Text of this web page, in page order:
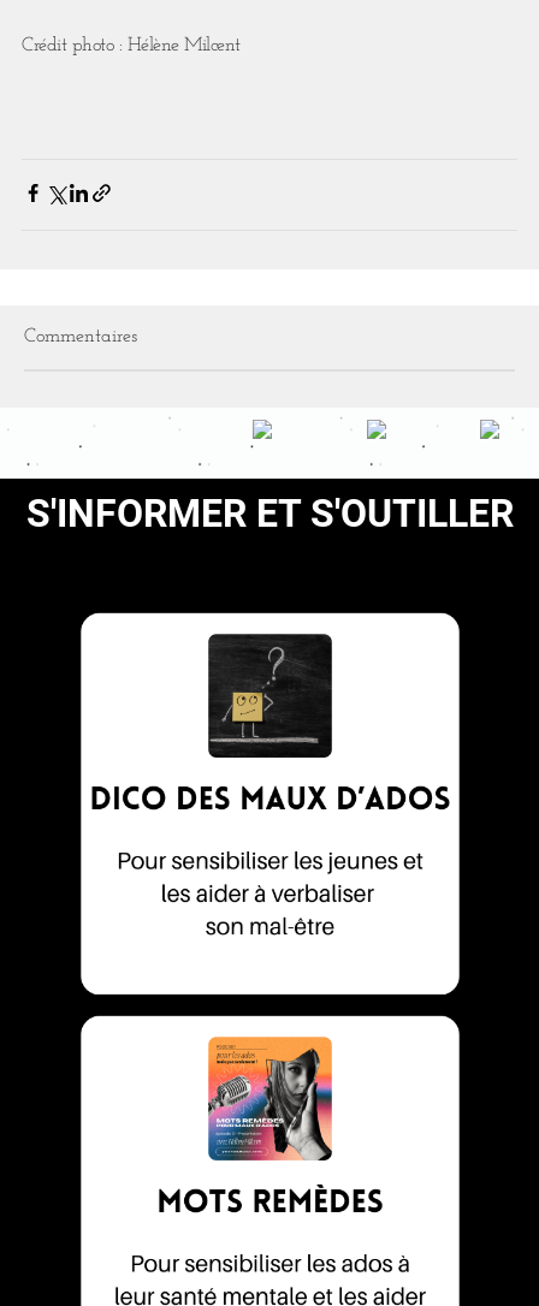
Crédit photo : Hélène Milcent
Commentaires
S'INFORMER ET S'OUTILLER